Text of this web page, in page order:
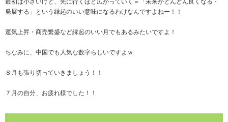
最初は小さいけど、先に行くほど広がっていく＝「未来がどんどん良くなる・
発展する」という縁起のいい意味になるわけなんですよねー！！
運気上昇・商売繁盛など縁起のいい月でもあるみたいですよ！
ちなみに、中国でも人気な数字らしいですよｗ
８月も張り切っていきましょう！！
７月の自分、お疲れ様でした！！